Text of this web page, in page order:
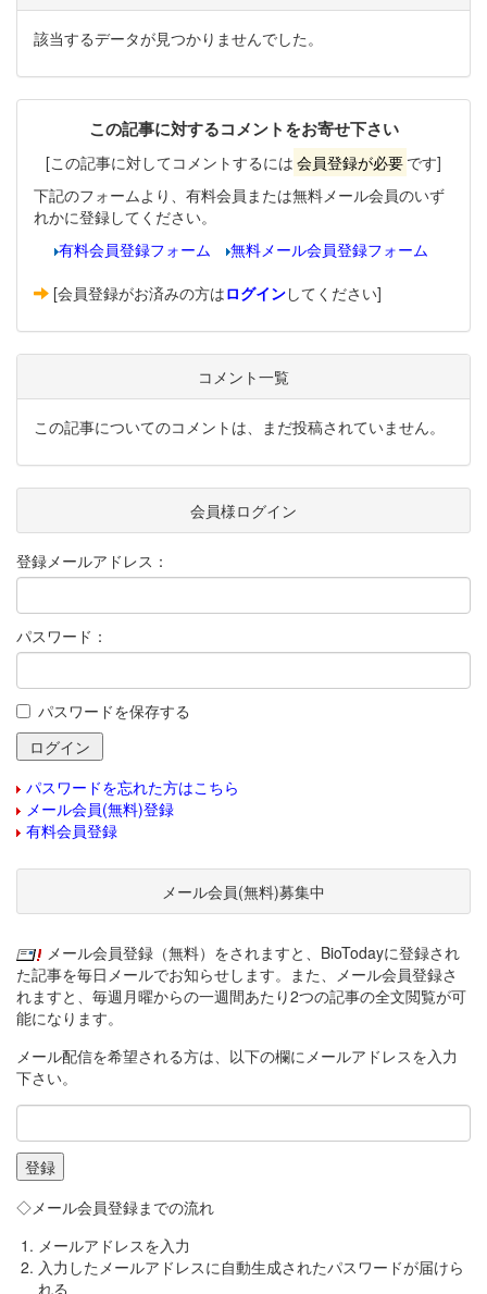
該当するデータが見つかりませんでした。
この記事に対するコメントをお寄せ下さい
[この記事に対してコメントするには 会員登録が必要 です]
下記のフォームより、有料会員または無料メール会員のいず
れかに登録してください。
有料会員登録フォーム
無料メール会員登録フォーム
[会員登録がお済みの方はログインしてください]
コメント一覧
この記事についてのコメントは、まだ投稿されていません。
会員様ログイン
登録メールアドレス：
パスワード：
パスワードを保存する
パスワードを忘れた方はこちら
メール会員(無料)登録
有料会員登録
メール会員(無料)募集中
メール会員登録（無料）をされますと、BioTodayに登録され
た記事を毎日メールでお知らせします。また、メール会員登録さ
れますと、毎週月曜からの一週間あたり2つの記事の全文閲覧が可
能になります。
メール配信を希望される方は、以下の欄にメールアドレスを入力
下さい。
◇メール会員登録までの流れ
メールアドレスを入力
入力したメールアドレスに自動生成されたパスワードが届けら
れる